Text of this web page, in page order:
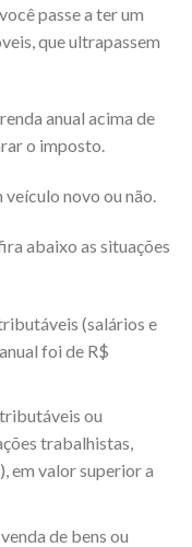
passe a ter um
que ultrapassem
anual acima de
o imposto.
novo ou não.
abaixo as situações
(salários e
foi de R$
ou
trabalhistas,
em valor superior a
de bens ou